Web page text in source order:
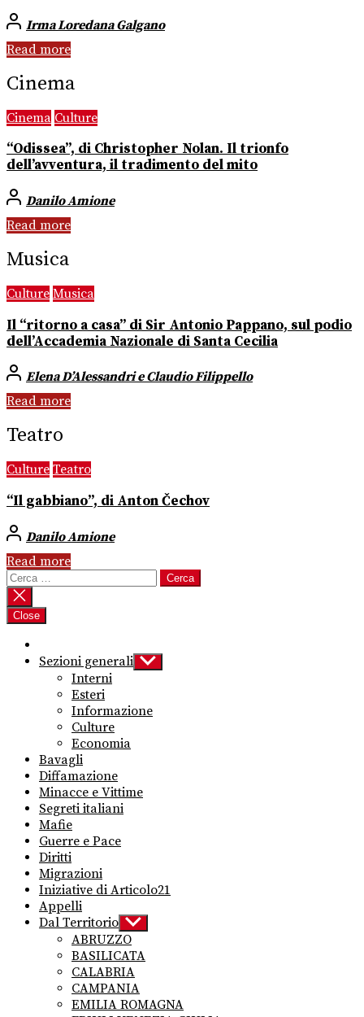
Irma Loredana Galgano
Read more
Cinema
Cinema Culture
“Odissea”, di Christopher Nolan. Il trionfo
dell’avventura, il tradimento del mito
Danilo Amione
Read more
Musica
Culture Musica
Il “ritorno a casa” di Sir Antonio Pappano, sul podio
dell’Accademia Nazionale di Santa Cecilia
Elena D’Alessandri e Claudio Filippello
Read more
Teatro
Culture Teatro
“Il gabbiano”, di Anton Čechov
Danilo Amione
Read more
Ricerca
per:
Close
Sezioni generali Show
sub
Interni
Esteri
Informazione
Culture
Economia
Bavagli
Diffamazione
Minacce e Vittime
Segreti italiani
Mafie
Guerre e Pace
Diritti
Migrazioni
Iniziative di Articolo21
Appelli
Dal Territorio Show
sub
menu
ABRUZZO
BASILICATA
CALABRIA
CAMPANIA
EMILIA ROMAGNA